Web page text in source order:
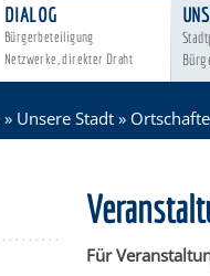
DIALOG
Bürgerbeteiligung
Netzwerke, direkter Draht
» Unsere Stadt »
Für